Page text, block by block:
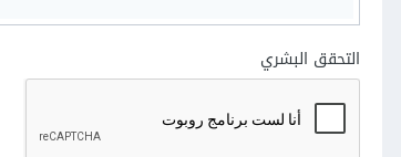
التحقق البشري